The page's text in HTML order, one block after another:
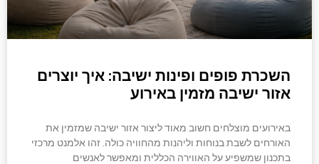
השכרת פופים ופינות ישיבה: איך יוצרים
אזור ישיבה מזמין באירוע
באירועים מוצלחים חשוב מאוד ליצור אזור ישיבה שמזמין את
האורחים לשבת בנוחות וליהנות מהחוויה כולה. זהו אלמנט מרכזי
בתכנון שמשפיע על האווירה הכללית ומאפשר לאנשים